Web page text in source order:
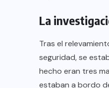
La
Tras el
seguridad, se
hecho eran tres
estaban a bordo